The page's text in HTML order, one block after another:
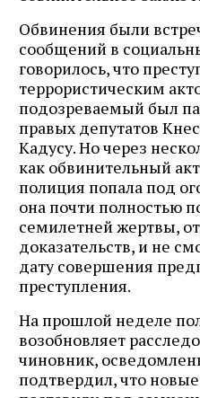
Обвинения были
сообщений в
говорилось, что
террористическим
подозреваемый был
правых депутатов
Кадусу. Но через
как обвинительный
полиция попала под
она почти полностью
семилетней жертвы,
доказательств, и не
дату совершения
преступления.
На прошлой неделе
возобновляет
чиновник,
подтвердил, что